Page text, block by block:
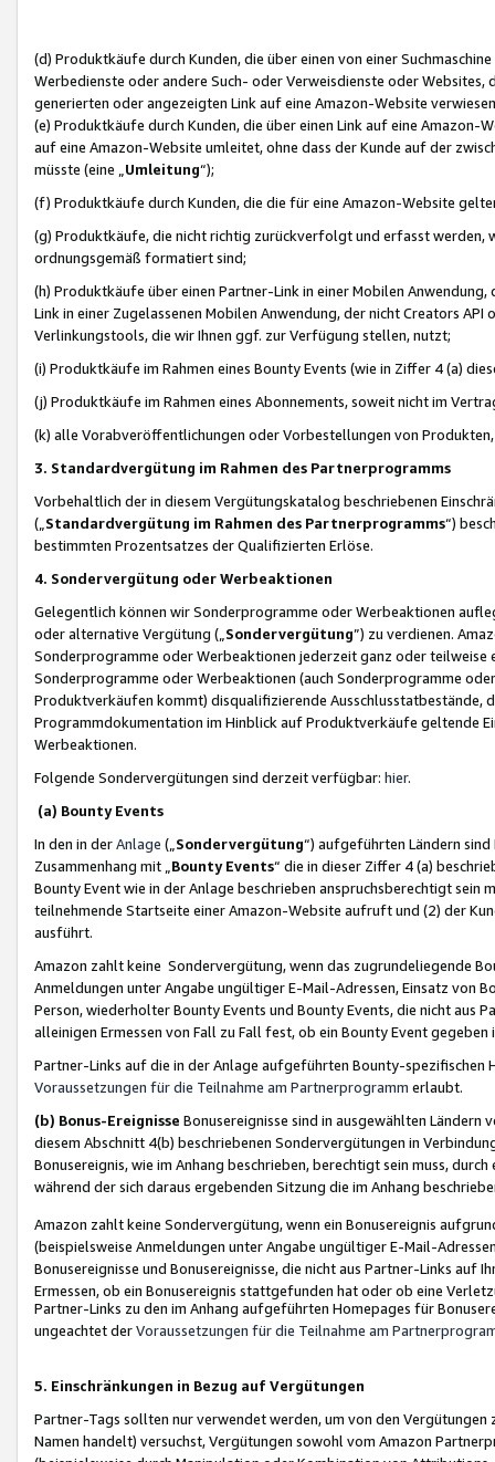
(d) Produktkäufe durch Kunden, die über einen von einer
Werbedienste oder andere Such- oder Verweisdienste oder Websites,
generierten oder angezeigten Link auf eine Amazon-Website
(e) Produktkäufe durch Kunden, die über einen Link auf eine
auf eine Amazon-Website umleitet, ohne dass der Kunde auf der
müsste (eine „ Umleitung“);
(f) Produktkäufe durch Kunden, die die für eine Amazon-Website
(g) Produktkäufe, die nicht richtig zurückverfolgt und erfasst werden,
ordnungsgemäß formatiert sind;
(h) Produktkäufe über einen Partner-Link in einer Mobilen
Link in einer Zugelassenen Mobilen Anwendung, der nicht Creators
Verlinkungstools, die wir Ihnen ggf. zur Verfügung stellen, nutzt;
(i) Produktkäufe im Rahmen eines Bounty Events (wie in Ziffer 4 (a)
(j) Produktkäufe im Rahmen eines Abonnements, soweit nicht im
(k) alle Vorabveröffentlichungen oder Vorbestellungen von
3. Standardvergütung im Rahmen des Partnerprogramms
Vorbehaltlich der in diesem Vergütungskatalog beschriebenen
(„ Standardvergütung im Rahmen des Partnerprogramms“)
bestimmten Prozentsatzes der Qualifizierten Erlöse.
4. Sondervergütung oder Werbeaktionen
Gelegentlich können wir Sonderprogramme oder Werbeaktionen
oder alternative Vergütung („ Sondervergütung”) zu verdienen.
Sonderprogramme oder Werbeaktionen jederzeit ganz oder
Sonderprogramme oder Werbeaktionen (auch Sonderprogramme
Produktverkäufen kommt) disqualifizierende Ausschlusstatbestände,
Programmdokumentation im Hinblick auf Produktverkäufe geltende
Werbeaktionen.
Folgende Sondervergütungen sind derzeit verfügbar: hier.
(a) Bounty Events
In den in derAnlage („ Sondervergütung“) aufgeführten Ländern
Zusammenhang mit „ Bounty Events“ die in dieser Ziffer 4 (a)
Bounty Event wie in der Anlage beschrieben anspruchsberechtigt sein
teilnehmende Startseite einer Amazon-Website aufruft und (2) der
ausführt.
Amazon zahlt keine Sondervergütung, wenn das zugrundeliegende
Anmeldungen unter Angabe ungültiger E-Mail-Adressen, Einsatz von
Person, wiederholter Bounty Events und Bounty Events, die nicht
alleinigen Ermessen von Fall zu Fall fest, ob ein Bounty Event
Partner-Links auf die in der Anlage aufgeführten Bounty-spezifischen
Voraussetzungen für die Teilnahme am Partnerprogramm erlaubt.
(b) Bonus-Ereignisse Bonusereignisse sind in ausgewählten Ländern
diesem Abschnitt 4(b) beschriebenen Sondervergütungen in
Bonusereignis, wie im Anhang beschrieben, berechtigt sein muss,
während der sich daraus ergebenden Sitzung die im Anhang
Amazon zahlt keine Sondervergütung, wenn ein Bonusereignis
(beispielsweise Anmeldungen unter Angabe ungültiger E-Mail-
Bonusereignisse und Bonusereignisse, die nicht aus Partner-Links auf
Ermessen, ob ein Bonusereignis stattgefunden hat oder ob eine
Partner-Links zu den im Anhang aufgeführten Homepages für
ungeachtet derVoraussetzungen für die Teilnahme am
5. Einschränkungen in Bezug auf Vergütungen
Partner-Tags sollten nur verwendet werden, um von den
Namen handelt) versuchst, Vergütungen sowohl vom Amazon